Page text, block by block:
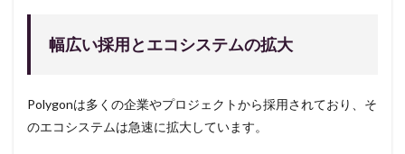
幅広い採用とエコシステムの拡大
Polygonは多くの企業やプロジェクトから採用されており、そ
のエコシステムは急速に拡大しています。